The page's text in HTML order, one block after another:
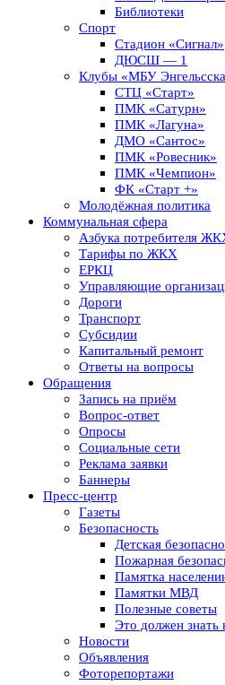
Библиотеки
Спорт
Стадион «Сигнал»
ДЮСШ — 1
Клубы «МБУ
СТЦ «Старт»
ПМК «Сатурн»
ПМК «Лагуна»
ДМО «Сантос»
ПМК «Ровесник»
ПМК «Чемпион»
ФК «Старт +»
Молодёжная политика
Коммунальная сфера
Азбука потребителя
Тарифы по ЖКХ
ЕРКЦ
Управляющие
Дороги
Транспорт
Субсидии
Капитальный ремонт
Ответы на вопросы
Обращения
Запись на приём
Вопрос-ответ
Опросы
Социальные сети
Реклама заявки
Баннеры
Пресс-центр
Газеты
Безопасность
Детская
Пожарная
Памятка
Памятки МВД
Полезные советы
Это должен знать
Новости
Объявления
Фоторепортажи